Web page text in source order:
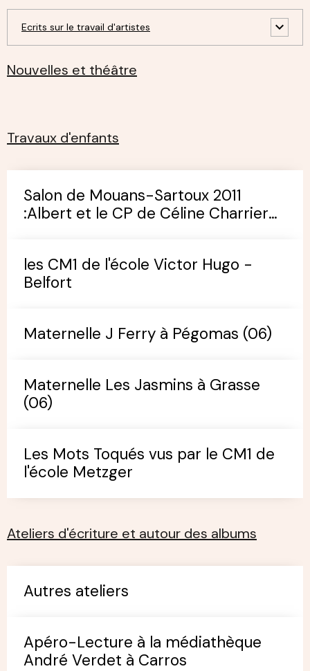
Ecrits sur le travail d'artistes
Nouvelles et théâtre
Travaux d'enfants
Salon de Mouans-Sartoux 2011
:Albert et le CP de Céline Charrier
les CM1 de l'école Victor Hugo -
Belfort
Maternelle J Ferry à Pégomas (06)
Maternelle Les Jasmins à Grasse
(06)
Les Mots Toqués vus par le CM1 de
l'école Metzger
Ateliers d'écriture et autour des albums
Autres ateliers
Apéro-Lecture à la médiathèque
André Verdet à Carros